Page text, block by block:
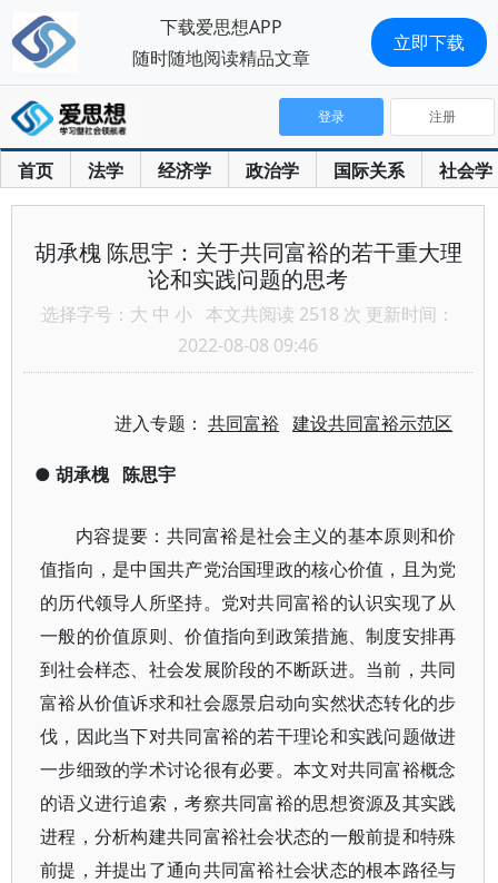
首页 法学 经济学 政治学 国际关系 社会学
登录 注册
胡承槐 陈思宇：关于共同富裕的若干重大理
论和实践问题的思考
选择字号： 大 中 小 本文共阅读 2518 次 更新时间：
2022-08-08 09:46
进入专题：共同富裕 建设共同富裕示范区
● 胡承槐 陈思宇
内容提要：共同富裕是社会主义的基本原则和价
值指向，是中国共产党治国理政的核心价值，且为党
的历代领导人所坚持。党对共同富裕的认识实现了从
一般的价值原则、价值指向到政策措施、制度安排再
到社会样态、社会发展阶段的不断跃进。当前，共同
富裕从价值诉求和社会愿景启动向实然状态转化的步
伐，因此当下对共同富裕的若干理论和实践问题做进
一步细致的学术讨论很有必要。本文对共同富裕概念
的语义进行追索，考察共同富裕的思想资源及其实践
进程，分析构建共同富裕社会状态的一般前提和特殊
前提，并提出了通向共同富裕社会状态的根本路径与
下载爱思想APP
随时随地阅读精品文章
立即下载